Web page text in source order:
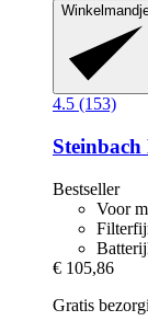
4.5 (153)
Steinbach
Bestseller
Voor
€ 105,86
Gratis